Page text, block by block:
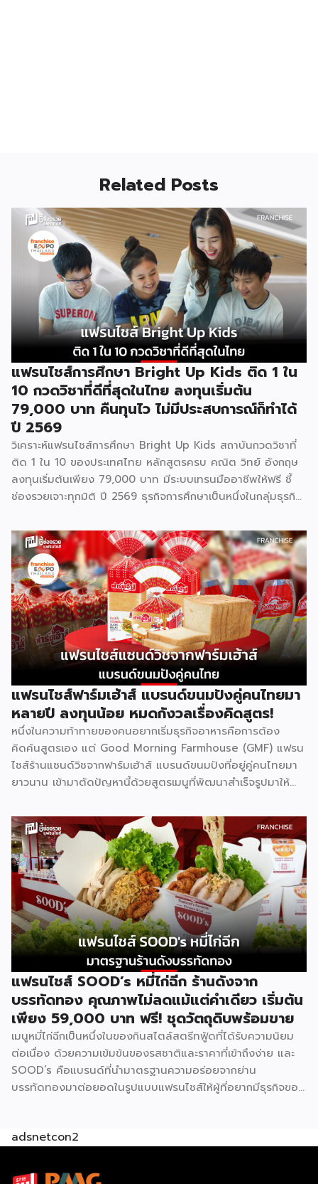
Related Posts
แฟรนไชส์การศึกษา Bright Up Kids ติด 1 ใน
10 กวดวิชาที่ดีที่สุดในไทย ลงทุนเริ่มต้น
79,000 บาท คืนทุนไว ไม่มีประสบการณ์ก็ทำได้
ปี 2569
วิเคราะห์แฟรนไชส์การศึกษา Bright Up Kids สถาบันกวดวิชาที่
ติด 1 ใน 10 ของประเทศไทย หลักสูตรครบ คณิต วิทย์ อังกฤษ
ลงทุนเริ่มต้นเพียง 79,000 บาท มีระบบเทรนมืออาชีพให้ฟรี ชี้
ช่องรวยเจาะทุกมิติ ปี 2569 ธุรกิจการศึกษาเป็นหนึ่งในกลุ่มธุรกิจ
ปกครองไทยให้ความสำคัญกับการเรียนของลูกหลานเสมอ และ
Bright Up Kids คือแบรนด์แฟรนไชส์การศึกษาที่เข้ามาตอบ
โจทย์นี้ ด้วยหลักสูตรที่ได้รับการยอมรับว่าติด 1 ใน 10 กวดวิชาที่
ดีที่สุดในประเทศไทย จุดเด่นสำคัญคืองบลงทุนเริ่มต้นเพียง
79,000 บาท พร้อมระบบเทรนแบบมืออาชีพให้ฟรี ทำให้ผู้ที่ไม่มี
ประสบการณ์ด้านการสอนมาก่อนก็สามารถเป็นเจ้าของธุรกิจกวด
วิชาได้ รู้จัก Bright Up Kids ก่อนตัดสินใจ Bright Up Kids
เป็นแฟรนไชส์การศึกษาที่มีหลักสูตรครบ จบที่เดียว ครอบคลุม
วิชาหลักอย่างคณิตศาสตร์ วิทยาศาสตร์ และภาษาอังกฤษ ซึ่งเป็น
วิชาที่ผู้ปกครองส่วนใหญ่ให้ความสำคัญที่สุดในการติวเสริมให้ลูก
จุดแข็งที่ทำให้แบรนด์ได้รับความเชื่อถือคือการติดอันดับ 1 ใน 10
[…]
แฟรนไชส์ฟาร์มเฮ้าส์ แบรนด์ขนมปังคู่คนไทยมา
หลายปี ลงทุนน้อย หมดกังวลเรื่องคิดสูตร!
หนึ่งในความท้าทายของคนอยากเริ่มธุรกิจอาหารคือการต้อง
คิดค้นสูตรเอง แต่ Good Morning Farmhouse (GMF) แฟรน
ไชส์ร้านแซนด์วิชจากฟาร์มเฮ้าส์ แบรนด์ขนมปังที่อยู่คู่คนไทยมา
ยาวนาน เข้ามาตัดปัญหานี้ด้วยสูตรเมนูที่พัฒนาสำเร็จรูปมาให้
GMF คือการลงทุนที่ไม่สูง ไม่ต้องกังวลเรื่องการคิดสูตรอาหาร
เพราะทุกอย่างมีมาตรฐานจากฟาร์มเฮ้าส์รองรับอยู่แล้ว เหมาะกับ
ผู้ที่อยากมีธุรกิจของตัวเองแต่ไม่มีพื้นฐานด้านการทำอาหาร รู้จัก
Good Morning Farmhouse ก่อนตัดสินใจ Good Morning
Farmhouse เป็นโครงการแฟรนไชส์ภายใต้บริษัทฟาร์มเฮ้าส์ ที่
เปิดโอกาสให้ผู้สนใจมีธุรกิจเป็นของตัวเอง ประกอบการได้ในเวลา
สั้นๆ โดยผู้ร่วมค้าจะได้รับสิทธิ์พิเศษในการซื้อส่วนผสมแซนด์วิช
สูตรเฉพาะจากฟาร์มเฮ้าส์โดยตรง พร้อมการสนับสนุนด้าน
อุปกรณ์ วัตถุดิบ และการอบรมทักษะการทำแซนด์วิชอย่างถูกวิธี
ตามหลักสุขาภิบาลและอนามัย เมนูของแบรนด์มีให้เลือกถึง 8 ไส้
ได้แก่ แซนด์วิชโฮลวีตไส้แฮมหมูหยอง ไส้แฮม ไส้ปูอัด ไส้ไข่ดาว
หมูหยองพริกเผา ไส้เทสตี้แฮม ไส้ทูน่าหมูหยอง ไส้ทูน่า และไส้
หมูหยองพริกเผา ครอบคลุมทั้งรสชาติคลาสสิกและรสชาติที่คน
ไทยคุ้นเคย ปรัชญาสำคัญที่ผู้ร่วมค้าต้องยึดถือคือ “แซนด์วิชมี
คุณภาพ ใหม่ สด สะอาด อร่อย” ภายใต้มาตรฐานของฟาร์มเฮ้าส์
ปัจจุบัน GMF ได้รับความนิยมกระจายอยู่ทั่วกรุงเทพฯ และ
ปริมณฑล […]
แฟรนไชส์ SOOD’s หมี่ไก่ฉีก ร้านดังจาก
บรรทัดทอง คุณภาพไม่ลดแม้แต่คำเดียว เริ่มต้น
เพียง 59,000 บาท ฟรี! ชุดวัตถุดิบพร้อมขาย
เมนูหมี่ไก่ฉีกเป็นหนึ่งในของกินสไตล์สตรีทฟู้ดที่ได้รับความนิยม
ต่อเนื่อง ด้วยความเข้มข้นของรสชาติและราคาที่เข้าถึงง่าย และ
SOOD’s คือแบรนด์ที่นำมาตรฐานความอร่อยจากย่าน
บรรทัดทองมาต่อยอดในรูปแบบแฟรนไชส์ให้ผู้ที่อยากมีธุรกิจของ
ทางการ เริ่มต้นเพียง 59,000 บาท ก็สามารถเปิดขายได้ทันที
ก่อนตัดสินใจ จุดขายหลักของ SOOD’s คือความอร่อยแบบต้น
adsnetcon2